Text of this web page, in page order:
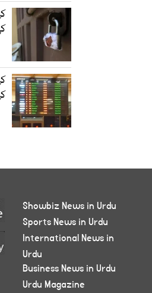
Showbiz News in Urdu
Sports News in Urdu
International News in
Urdu
Business News in Urdu
Urdu Magazine